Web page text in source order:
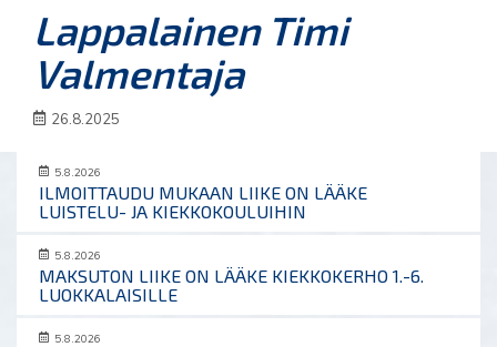
Lappalainen Timi
Valmentaja
26.8.2025
5.8.2026
ILMOITTAUDU MUKAAN LIIKE ON LÄÄKE
LUISTELU- JA KIEKKOKOULUIHIN
5.8.2026
MAKSUTON LIIKE ON LÄÄKE KIEKKOKERHO 1.-6.
LUOKKALAISILLE
5.8.2026